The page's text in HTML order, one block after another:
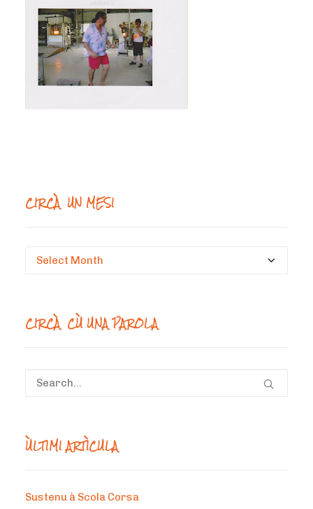
CIRCÀ UN MESI
Circà
CIRCÀ CÙ UNA PAROLA
ÙLTIMI ARTÌCULA
Sustenu à Scola Corsa